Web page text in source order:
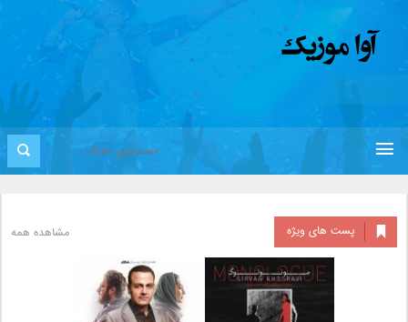
پست های ویژه مشاهده همه